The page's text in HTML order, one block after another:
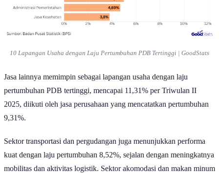
10 Lapangan Usaha dengan Laju Pertumbuhan PDB Tertinggi | GoodStats
Jasa lainnya memimpin sebagai lapangan usaha dengan laju
pertumbuhan PDB tertinggi, mencapai 11,31% per Triwulan II
2025, diikuti oleh jasa perusahaan yang mencatatkan pertumbuhan
9,31%.
Sektor transportasi dan pergudangan juga menunjukkan performa
kuat dengan laju pertumbuhan 8,52%, sejalan dengan meningkatnya
mobilitas dan aktivitas logistik. Sektor akomodasi dan makan minum